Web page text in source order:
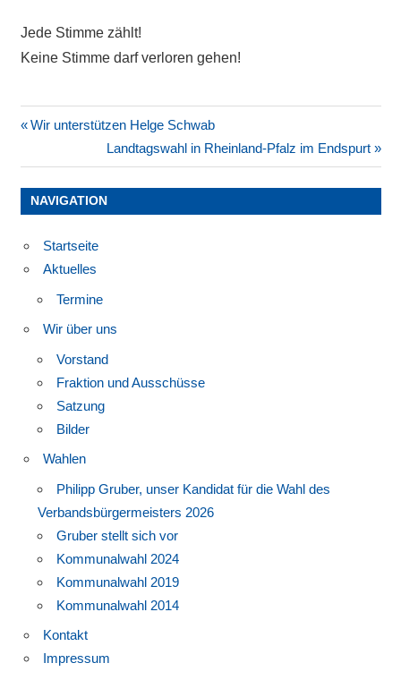
Jede Stimme zählt!
Keine Stimme darf verloren gehen!
Beitragsnavigation
Vorheriger
Wir unterstützen Helge Schwab
Nächster
Beitrag:
Landtagswahl in Rheinland-Pfalz im Endspurt
NAVIGATION
Startseite
Aktuelles
Termine
Wir über uns
Vorstand
Fraktion und Ausschüsse
Satzung
Bilder
Wahlen
Philipp Gruber, unser Kandidat für die Wahl des
Verbandsbürgermeisters 2026
Gruber stellt sich vor
Kommunalwahl 2024
Kommunalwahl 2019
Kommunalwahl 2014
Kontakt
Impressum